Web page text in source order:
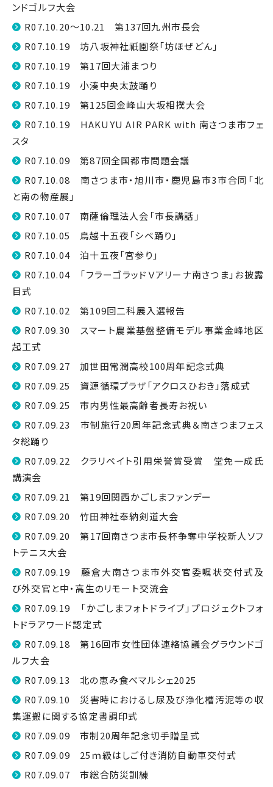
ンドゴルフ大会
R07.10.20～10.21 第137回九州市長会
R07.10.19 坊八坂神社祇園祭「坊ほぜどん」
R07.10.19 第17回大浦まつり
R07.10.19 小湊中央太鼓踊り
R07.10.19 第125回金峰山大坂相撲大会
R07.10.19 HAKUYU AIR PARK with 南さつま市フェ
スタ
R07.10.09 第87回全国都市問題会議
R07.10.08 南さつま市・旭川市・鹿児島市3市合同「北
と南の物産展」
R07.10.07 南薩倫理法人会「市長講話」
R07.10.05 鳥越十五夜「シベ踊り」
R07.10.04 泊十五夜「宮参り」
R07.10.04 「フラーゴラッドＶアリーナ南さつま」お披露
目式
R07.10.02 第109回二科展入選報告
R07.09.30 スマート農業基盤整備モデル事業金峰地区
起工式
R07.09.27 加世田常潤高校100周年記念式典
R07.09.25 資源循環プラザ「アクロスひおき」落成式
R07.09.25 市内男性最高齢者長寿お祝い
R07.09.23 市制施行20周年記念式典＆南さつまフェス
タ総踊り
R07.09.22 クラリベイト引用栄誉賞受賞 堂免一成氏
講演会
R07.09.21 第19回関西かごしまファンデー
R07.09.20 竹田神社奉納剣道大会
R07.09.20 第17回南さつま市長杯争奪中学校新人ソフ
トテニス大会
R07.09.19 藤倉大南さつま市外交官委嘱状交付式及
び外交官と中・高生のリモート交流会
R07.09.19 「かごしまフォトドライブ」プロジェクトフォ
トドラアワード認定式
R07.09.18 第16回市女性団体連絡協議会グラウンドゴ
ルフ大会
R07.09.13 北の恵み食べマルシェ2025
R07.09.10 災害時におけるし尿及び浄化槽汚泥等の収
集運搬に関する協定書調印式
R07.09.09 市制20周年記念切手贈呈式
R07.09.09 25ｍ級はしご付き消防自動車交付式
R07.09.07 市総合防災訓練